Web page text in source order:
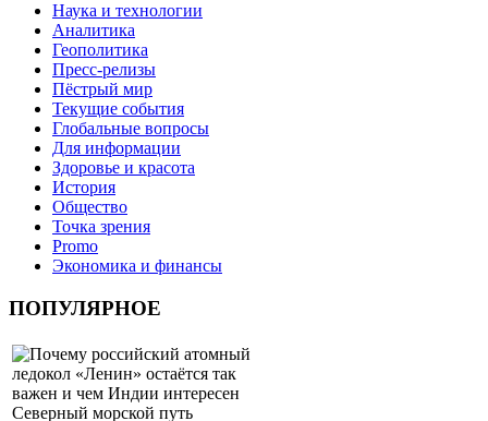
Наука и технологии
Аналитика
Геополитика
Пресс-релизы
Пёстрый мир
Текущие события
Глобальные вопросы
Для информации
Здоровье и красота
История
Общество
Точка зрения
Promo
Экономика и финансы
ПОПУЛЯРНОЕ